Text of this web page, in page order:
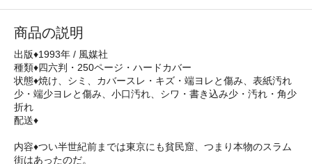
商品の説明
出版♦1993年 / 風媒社
種類♦四六判・250ページ・ハードカバー
状態♦焼け、シミ、カバースレ・キズ・端ヨレと傷み、表紙汚れ
少・端少ヨレと傷み、小口汚れ、シワ・書き込み少・汚れ・角少
折れ
配送♦
内容♦つい半世紀前までは東京にも貧民窟、つまり本物のスラム
街はあったのだ。